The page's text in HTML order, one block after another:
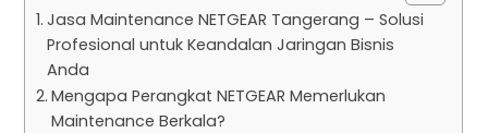
Jasa Maintenance NETGEAR Tangerang – Solusi
Profesional untuk Keandalan Jaringan Bisnis
Anda
Mengapa Perangkat NETGEAR Memerlukan
Maintenance Berkala?